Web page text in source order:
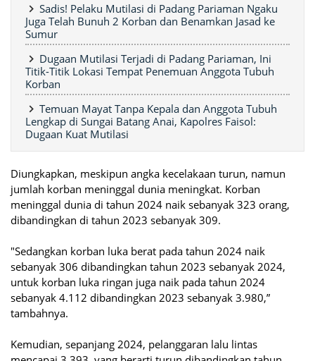
Sadis! Pelaku Mutilasi di Padang Pariaman Ngaku
Juga Telah Bunuh 2 Korban dan Benamkan Jasad ke
Sumur
Dugaan Mutilasi Terjadi di Padang Pariaman, Ini
Titik-Titik Lokasi Tempat Penemuan Anggota Tubuh
Korban
Temuan Mayat Tanpa Kepala dan Anggota Tubuh
Lengkap di Sungai Batang Anai, Kapolres Faisol:
Dugaan Kuat Mutilasi
Diungkapkan, meskipun angka kecelakaan turun, namun
jumlah korban meninggal dunia meningkat. Korban
meninggal dunia di tahun 2024 naik sebanyak 323 orang,
dibandingkan di tahun 2023 sebanyak 309.
"Sedangkan korban luka berat pada tahun 2024 naik
sebanyak 306 dibandingkan tahun 2023 sebanyak 2024,
untuk korban luka ringan juga naik pada tahun 2024
sebanyak 4.112 dibandingkan 2023 sebanyak 3.980,”
tambahnya.
Kemudian, sepanjang 2024, pelanggaran lalu lintas